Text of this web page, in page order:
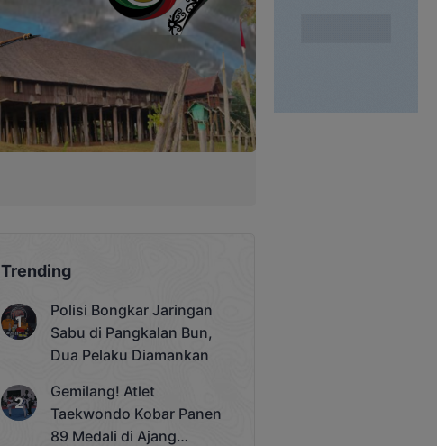
Trending
Polisi Bongkar Jaringan
Sabu di Pangkalan Bun,
Dua Pelaku Diamankan
Gemilang! Atlet
Taekwondo Kobar Panen
89 Medali di Ajang